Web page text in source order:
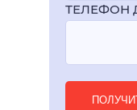
ТЕЛЕФОН